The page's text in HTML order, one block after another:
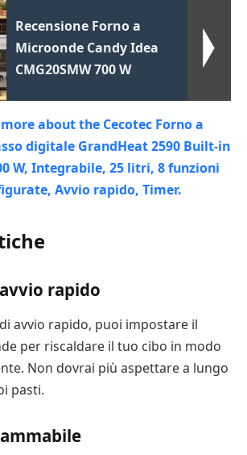
Recensione Forno a
Microonde Candy Idea
CMG20SMW 700 W
rapido
avvio rapido, puoi impostare il
per riscaldare il tuo cibo in modo
Non dovrai più aspettare a lungo
pasti.